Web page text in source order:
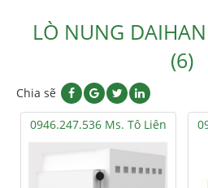
LÒ NUNG
(6)
Chia sẽ
0946.247.536 Ms. Tô Liên